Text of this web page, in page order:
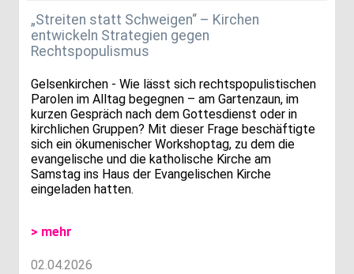
„Streiten statt Schweigen“ – Kirchen
entwickeln Strategien gegen
Rechtspopulismus
Gelsenkirchen - Wie lässt sich rechtspopulistischen
Parolen im Alltag begegnen – am Gartenzaun, im
kurzen Gespräch nach dem Gottesdienst oder in
kirchlichen Gruppen? Mit dieser Frage beschäftigte
sich ein ökumenischer Workshoptag, zu dem die
evangelische und die katholische Kirche am
Samstag ins Haus der Evangelischen Kirche
eingeladen hatten.
> mehr
02.04.2026